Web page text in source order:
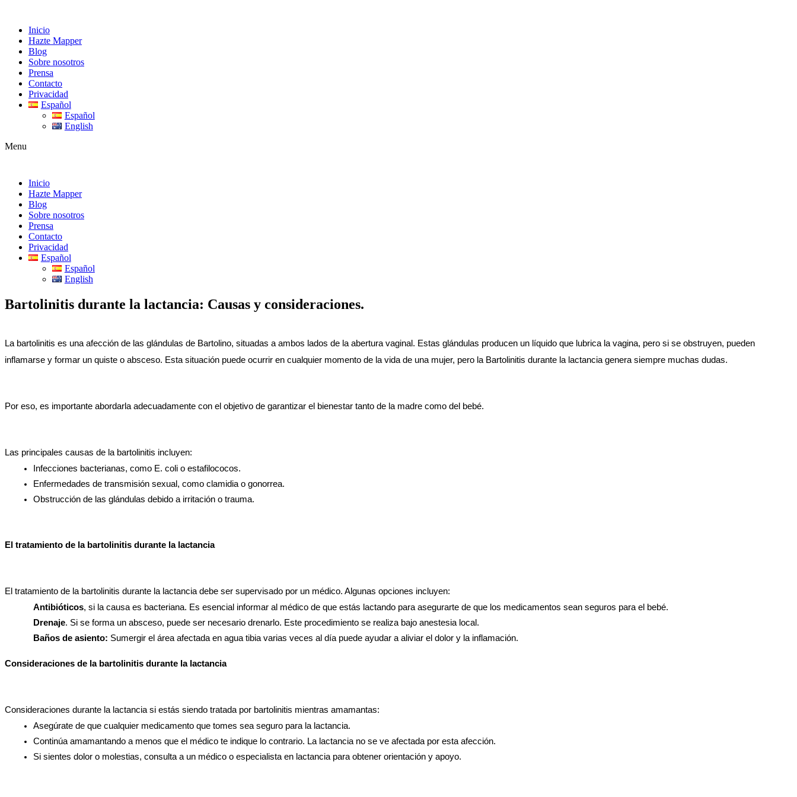
Inicio
Hazte Mapper
Blog
Sobre nosotros
Prensa
Contacto
Privacidad
Español
Español
English
Menu
Inicio
Hazte Mapper
Blog
Sobre nosotros
Prensa
Contacto
Privacidad
Español
Español
English
Bartolinitis durante la lactancia: Causas y consideraciones.
La bartolinitis es una afección de las glándulas de Bartolino, situadas a ambos lados de la abertura vaginal. Estas glándulas producen un líquido que lubrica la vagina, pero si se obstruyen, pueden
inflamarse y formar un quiste o absceso. Esta situación puede ocurrir en cualquier momento de la vida de una mujer, pero la Bartolinitis durante la lactancia genera siempre muchas dudas.
Por eso, es importante abordarla adecuadamente con el objetivo de garantizar el bienestar tanto de la madre como del bebé.
Las principales causas de la bartolinitis incluyen:
Infecciones bacterianas, como E. coli o estafilococos.
Enfermedades de transmisión sexual, como clamidia o gonorrea.
Obstrucción de las glándulas debido a irritación o trauma.
El tratamiento de la bartolinitis durante la lactancia
El tratamiento de la bartolinitis durante la lactancia debe ser supervisado por un médico. Algunas opciones incluyen:
Antibióticos, si la causa es bacteriana. Es esencial informar al médico de que estás lactando para asegurarte de que los medicamentos sean seguros para el bebé.
Drenaje. Si se forma un absceso, puede ser necesario drenarlo. Este procedimiento se realiza bajo anestesia local.
Baños de asiento: Sumergir el área afectada en agua tibia varias veces al día puede ayudar a aliviar el dolor y la inflamación.
Consideraciones de la bartolinitis durante la lactancia
Consideraciones durante la lactancia si estás siendo tratada por bartolinitis mientras amamantas:
Asegúrate de que cualquier medicamento que tomes sea seguro para la lactancia.
Continúa amamantando a menos que el médico te indique lo contrario. La lactancia no se ve afectada por esta afección.
Si sientes dolor o molestias, consulta a un médico o especialista en lactancia para obtener orientación y apoyo.